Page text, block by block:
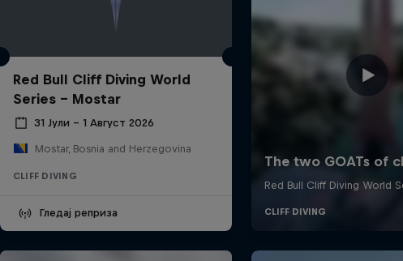
Red Bull Cliff Diving World
Series - Mostar
31 Јули – 1 Август 2026
Mostar, Bosnia and Herzegovina
CLIFF DIVING
Гледај реприза